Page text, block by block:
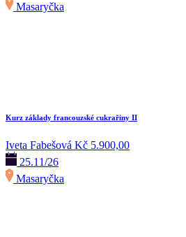
Masaryčka
Kurz základy francouzské cukrařiny II
Iveta Fabešová Kč 5.900,00
25.11/26
Masaryčka